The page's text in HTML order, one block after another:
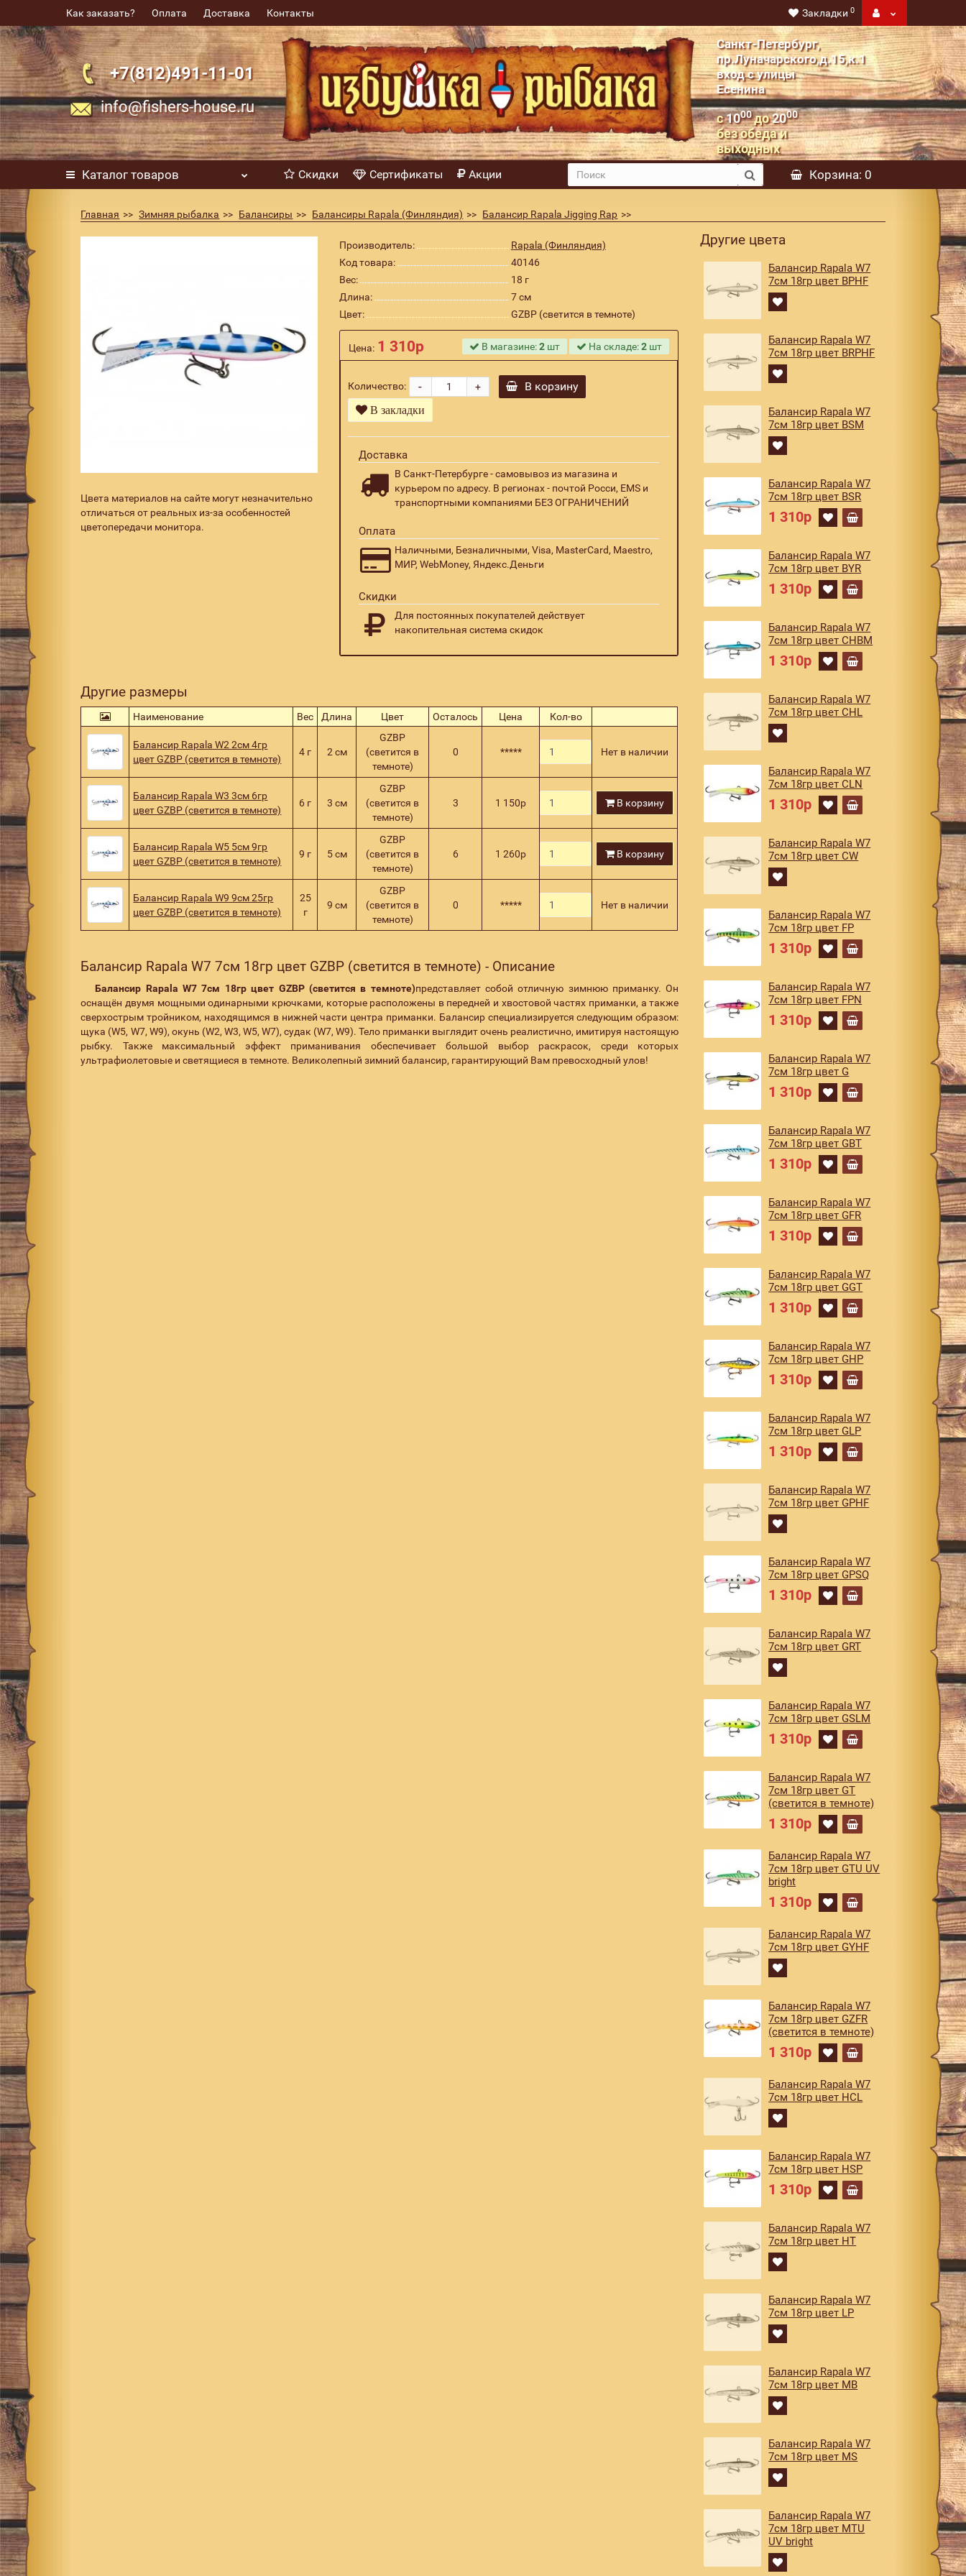
Как заказать? Оплата Доставка Контакты Закладки 0
+7(812)491-11-01
info@fishers-house.ru
Санкт-Петербург,
пр.Луначарского,д.15,к.1
вход с улицы
Есенина
с1000до2000
без обеда и
выходных
Каталог товаров Скидки Сертификаты Акции Корзина: 0
Главная Зимняя рыбалка Балансиры Балансиры Rapala (Финляндия) Балансир Rapala Jigging Rap
Цвета материалов на сайте могут незначительно
отличаться от реальных из-за особенностей
цветопередачи монитора.
Производитель:
Rapala (Финляндия)
Код товара:
40146
Вес:
18 г
Длина:
7 см
Цвет:
GZBP (светится в темноте)
Цена: 1 310р В магазине:2 шт На складе:2 шт
Количество: +
- В корзину
В закладки
Доставка
В Санкт-Петербурге - самовывоз из магазина и
курьером по адресу. В регионах - почтой Росси, EMS и
транспортными компаниями БЕЗ ОГРАНИЧЕНИЙ
Оплата
Наличными, Безналичными, Visa, MasterCard, Maestro,
МИР, WebMoney, Яндекс.Деньги
Скидки
Для постоянных покупателей действует
накопительная система скидок
Другие размеры
Наименование Вес Длина Цвет Осталось Цена Кол-во
Балансир Rapala W2 2см 4гр
цвет GZBP (светится в темноте)
4 г 2 см
GZBP
(светится в
темноте)
0 ***** Нет в наличии
Балансир Rapala W3 3см 6гр
цвет GZBP (светится в темноте)
6 г 3 см
GZBP
(светится в
темноте)
3 1 150р В корзину
Балансир Rapala W5 5см 9гр
цвет GZBP (светится в темноте)
9 г 5 см
GZBP
(светится в
темноте)
6 1 260р В корзину
Балансир Rapala W9 9см 25гр
цвет GZBP (светится в темноте)
25
г
9 см
GZBP
(светится в
темноте)
0 ***** Нет в наличии
Балансир Rapala W7 7см 18гр цвет GZBP (светится в темноте) - Описание
Балансир Rapala W7 7см 18гр цвет GZBP (светится в темноте)представляет собой отличную зимнюю приманку. Он
оснащён двумя мощными одинарными крючками, которые расположены в передней и хвостовой частях приманки, а также
сверхострым тройником, находящимся в нижней части центра приманки. Балансир специализируется следующим образом:
щука (W5, W7, W9), окунь (W2, W3, W5, W7), судак (W7, W9). Тело приманки выглядит очень реалистично, имитируя настоящую
рыбку. Также максимальный эффект приманивания обеспечивает большой выбор раскрасок, среди которых
ультрафиолетовые и светящиеся в темноте. Великолепный зимний балансир, гарантирующий Вам превосходный улов!
Другие цвета
Балансир Rapala W7
7см 18гр цвет BPHF
Балансир Rapala W7
7см 18гр цвет BRPHF
Балансир Rapala W7
7см 18гр цвет BSM
Балансир Rapala W7
7см 18гр цвет BSR
1 310р
Балансир Rapala W7
7см 18гр цвет BYR
1 310р
Балансир Rapala W7
7см 18гр цвет CHBM
1 310р
Балансир Rapala W7
7см 18гр цвет CHL
Балансир Rapala W7
7см 18гр цвет CLN
1 310р
Балансир Rapala W7
7см 18гр цвет CW
Балансир Rapala W7
7см 18гр цвет FP
1 310р
Балансир Rapala W7
7см 18гр цвет FPN
1 310р
Балансир Rapala W7
7см 18гр цвет G
1 310р
Балансир Rapala W7
7см 18гр цвет GBT
1 310р
Балансир Rapala W7
7см 18гр цвет GFR
1 310р
Балансир Rapala W7
7см 18гр цвет GGT
1 310р
Балансир Rapala W7
7см 18гр цвет GHP
1 310р
Балансир Rapala W7
7см 18гр цвет GLP
1 310р
Балансир Rapala W7
7см 18гр цвет GPHF
Балансир Rapala W7
7см 18гр цвет GPSQ
1 310р
Балансир Rapala W7
7см 18гр цвет GRT
Балансир Rapala W7
7см 18гр цвет GSLM
1 310р
Балансир Rapala W7
7см 18гр цвет GT
(светится в темноте)
1 310р
Балансир Rapala W7
7см 18гр цвет GTU UV
bright
1 310р
Балансир Rapala W7
7см 18гр цвет GYHF
Балансир Rapala W7
7см 18гр цвет GZFR
(светится в темноте)
1 310р
Балансир Rapala W7
7см 18гр цвет HCL
Балансир Rapala W7
7см 18гр цвет HSP
1 310р
Балансир Rapala W7
7см 18гр цвет HT
Балансир Rapala W7
7см 18гр цвет LP
Балансир Rapala W7
7см 18гр цвет MB
Балансир Rapala W7
7см 18гр цвет MS
Балансир Rapala W7
7см 18гр цвет MTU
UV bright